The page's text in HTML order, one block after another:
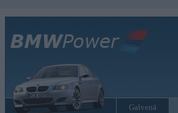
Galvenā